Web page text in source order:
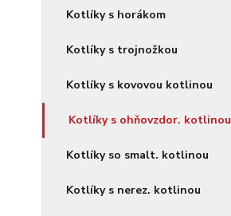
Kotlíky s horákom
Kotlíky s trojnožkou
Kotlíky s kovovou kotlinou
Kotlíky s ohňovzdor. kotlinou
Kotlíky so smalt. kotlinou
Kotlíky s nerez. kotlinou